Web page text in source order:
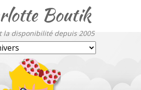
Boutik
la disponibilité depuis 2005